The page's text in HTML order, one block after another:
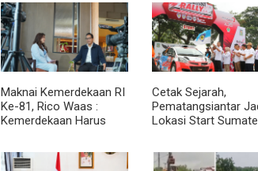
Maknai Kemerdekaan RI
Ke-81, Rico Waas :
Kemerdekaan Harus
Lewat Peningkatan
Pelayanan Primer
Cetak Sejarah,
Pematangsiantar
Lokasi Start